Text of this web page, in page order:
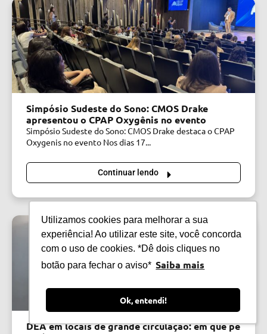
Utilizamos cookies para melhorar a sua
experiência! Ao utilizar este site, você concorda
com o uso de cookies. *Dê dois cliques no
botão para fechar o aviso* Saiba mais
Ok, entendi!
Simpósio Sudeste do Sono: CMOS Drake
apresentou o CPAP Oxygênis no evento
Simpósio Sudeste do Sono: CMOS Drake destaca o CPAP
Oxygenis no evento Nos dias 17...
Continuar lendo
DEA em locais de grande circulação: em que pé